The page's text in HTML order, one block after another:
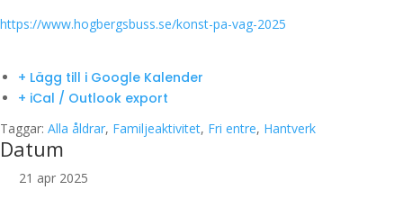
https://www.hogbergsbuss.se/konst-pa-vag-2025
+ Lägg till i Google Kalender
+ iCal / Outlook export
Taggar: Alla åldrar, Familjeaktivitet, Fri entre, Hantverk
Datum
21 apr 2025